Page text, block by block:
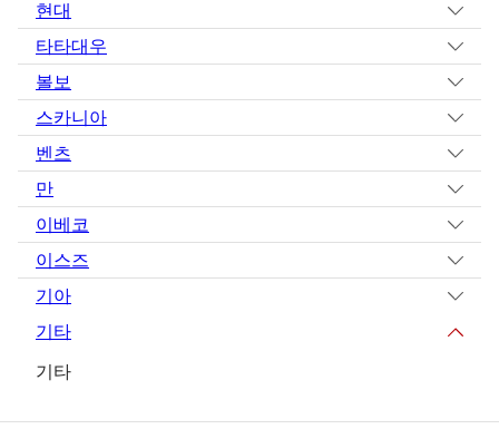
현대
타타대우
볼보
스카니아
벤츠
만
이베코
이스즈
기아
기타
기타